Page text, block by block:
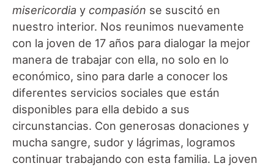
misericordia y compasión se suscitó en
nuestro interior. Nos reunimos nuevamente
con la joven de 17 años para dialogar la mejor
manera de trabajar con ella, no solo en lo
económico, sino para darle a conocer los
diferentes servicios sociales que están
disponibles para ella debido a sus
circunstancias. Con generosas donaciones y
mucha sangre, sudor y lágrimas, logramos
continuar trabajando con esta familia. La joven